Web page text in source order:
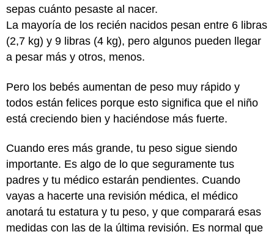
sepas cuánto pesaste al nacer.
La mayoría de los recién nacidos pesan entre 6 libras
(2,7 kg) y 9 libras (4 kg), pero algunos pueden llegar
a pesar más y otros, menos.
Pero los bebés aumentan de peso muy rápido y
todos están felices porque esto significa que el niño
está creciendo bien y haciéndose más fuerte.
Cuando eres más grande, tu peso sigue siendo
importante. Es algo de lo que seguramente tus
padres y tu médico estarán pendientes. Cuando
vayas a hacerte una revisión médica, el médico
anotará tu estatura y tu peso, y que comparará esas
medidas con las de la última revisión. Es normal que